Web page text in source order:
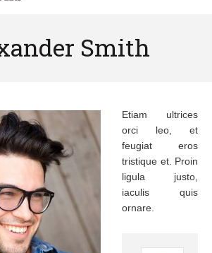
Smith
Etiam ultrices
orci leo, et
feugiat eros
tristique et. Proin
ligula justo,
iaculis quis
ornare.